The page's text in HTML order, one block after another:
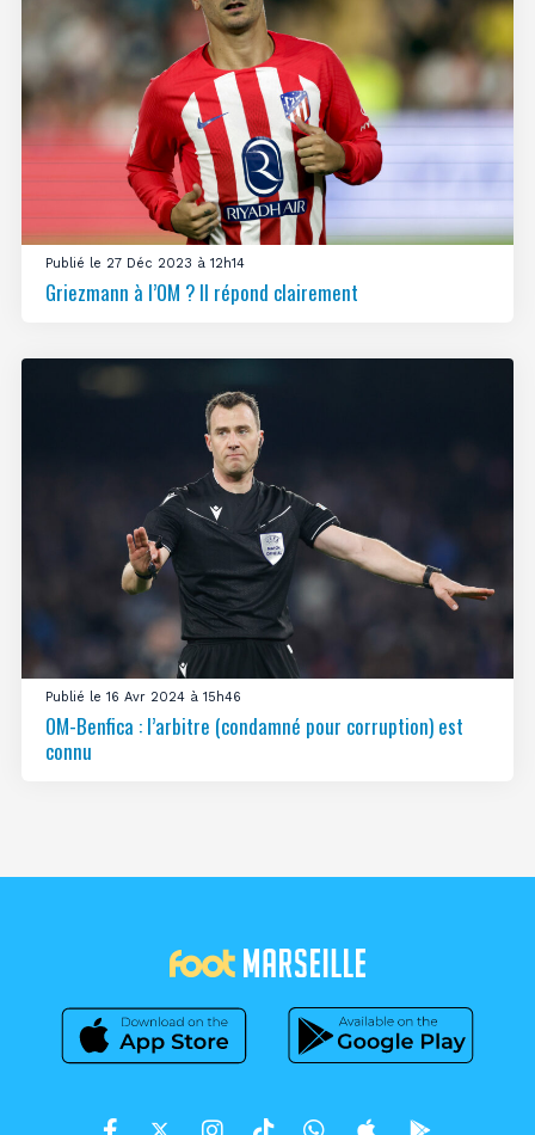
Publié le 27 Déc 2023 à 12h14
Griezmann à l’OM ? Il répond clairement
Publié le 16 Avr 2024 à 15h46
OM-Benfica : l’arbitre (condamné pour corruption) est
connu